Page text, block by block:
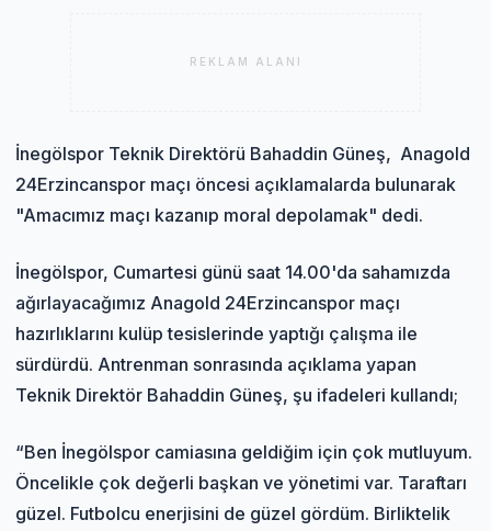
REKLAM ALANI
İnegölspor Teknik Direktörü Bahaddin Güneş, Anagold
24Erzincanspor maçı öncesi açıklamalarda bulunarak
"Amacımız maçı kazanıp moral depolamak" dedi.
İnegölspor, Cumartesi günü saat 14.00'da sahamızda
ağırlayacağımız Anagold 24Erzincanspor maçı
hazırlıklarını kulüp tesislerinde yaptığı çalışma ile
sürdürdü. Antrenman sonrasında açıklama yapan
Teknik Direktör Bahaddin Güneş, şu ifadeleri kullandı;
“Ben İnegölspor camiasına geldiğim için çok mutluyum.
Öncelikle çok değerli başkan ve yönetimi var. Taraftarı
güzel. Futbolcu enerjisini de güzel gördüm. Birliktelik